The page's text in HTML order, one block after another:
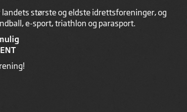
største og eldste idrettsforeninger, og
e-sport, triathlon og parasport.